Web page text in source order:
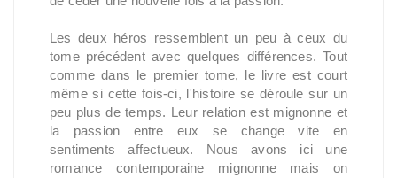
Les deux héros ressemblent un peu à ceux du
tome précédent avec quelques différences. Tout
comme dans le premier tome, le livre est court
même si cette fois-ci, l'histoire se déroule sur un
peu plus de temps. Leur relation est mignonne et
la passion entre eux se change vite en
sentiments affectueux. Nous avons ici une
romance contemporaine mignonne mais on